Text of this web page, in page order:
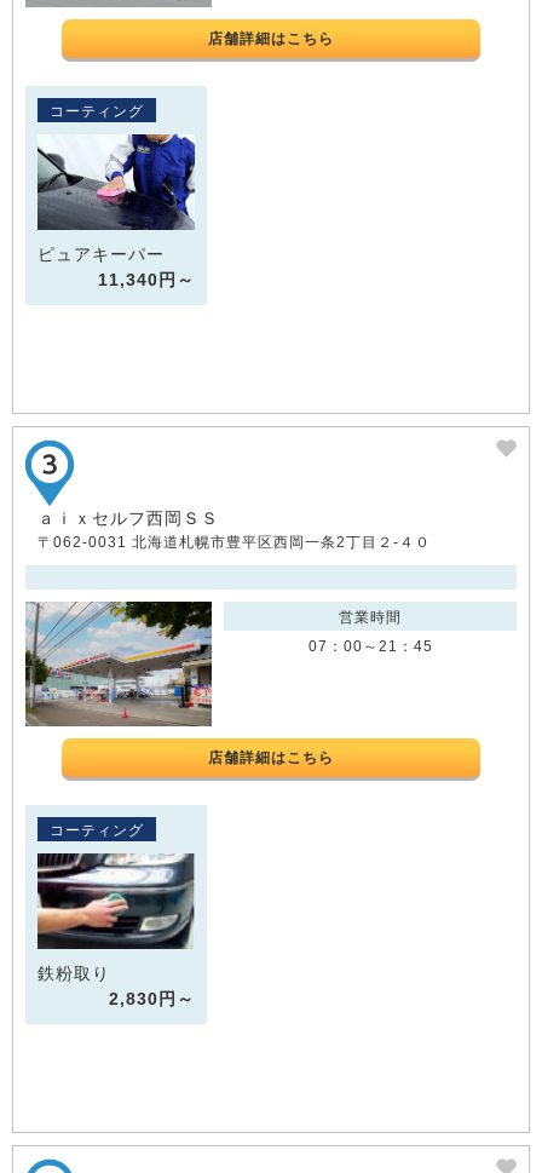
店舗詳細はこちら
コーティング
ピュアキーパー
11,340円～
ａｉｘセルフ西岡ＳＳ
〒062-0031 北海道札幌市豊平区西岡一条2丁目２-４０
営業時間
07：00～21：45
店舗詳細はこちら
コーティング
鉄粉取り
2,830円～